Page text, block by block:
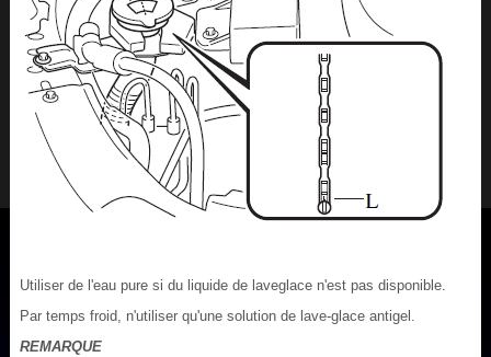
Utiliser de l'eau pure si du liquide de laveglace n'est pas disponible.
Par temps froid, n'utiliser qu'une solution de lave-glace antigel.
REMARQUE